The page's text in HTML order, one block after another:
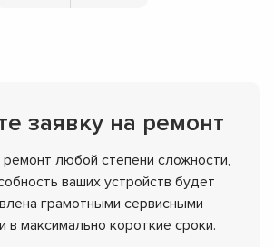
заявку на ремонт
любой степени сложности,
ваших устройств будет
грамотными сервисными
в максимально короткие сроки.